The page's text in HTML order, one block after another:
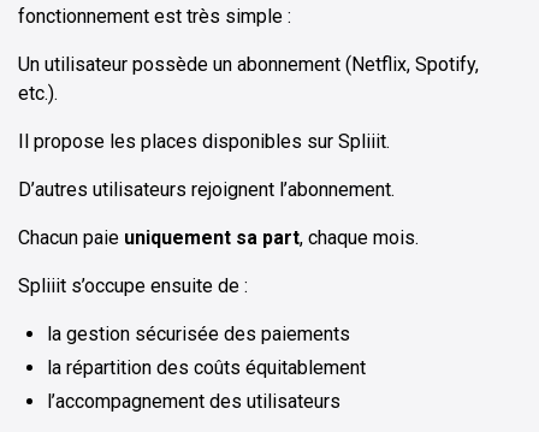
fonctionnement est très simple :
Un utilisateur possède un abonnement (Netflix, Spotify,
etc.).
Il propose les places disponibles sur Spliiit.
D’autres utilisateurs rejoignent l’abonnement.
Chacun paie uniquement sa part, chaque mois.
Spliiit s’occupe ensuite de :
la gestion sécurisée des paiements
la répartition des coûts équitablement
l’accompagnement des utilisateurs